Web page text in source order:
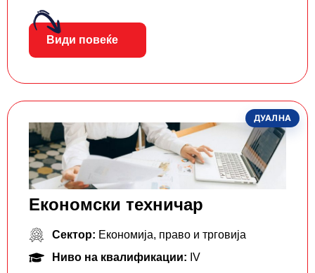
Види повеќе
ДУАЛНА
Економски техничар
Сектор: Економија, право и трговија
Ниво на квалификации: IV